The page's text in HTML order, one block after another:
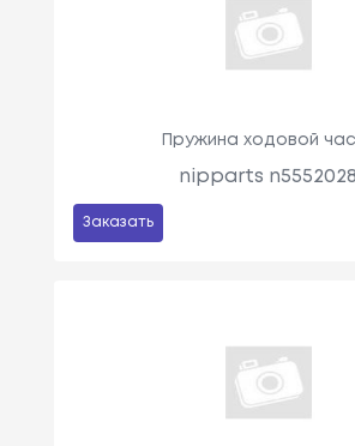
Пружина ходовой
nipparts n5552028
Заказать